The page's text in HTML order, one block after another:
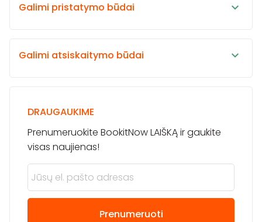
Galimi pristatymo būdai
Galimi atsiskaitymo būdai
DRAUGAUKIME
Prenumeruokite BookitNow LAIŠKĄ ir gaukite
visas naujienas!
Prenumeruoti